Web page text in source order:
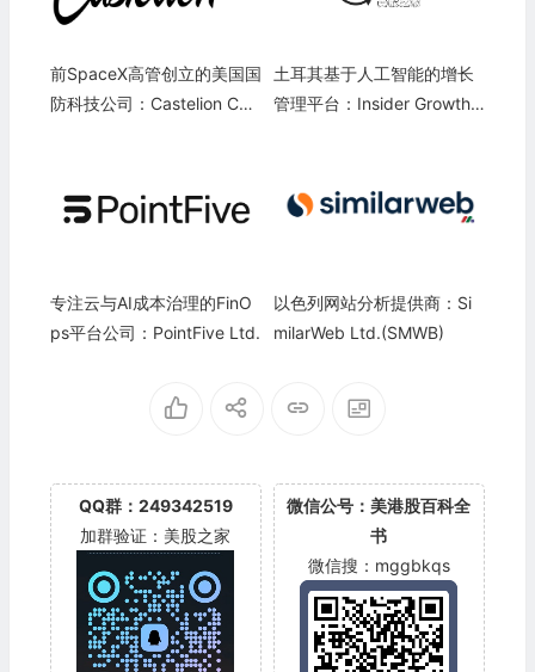
前SpaceX高管创立的美国国
防科技公司：Castelion Cor
土耳其基于人工智能的增长
管理平台：Insider Growth
专注云与AI成本治理的FinO
ps平台公司：PointFive Ltd.
以色列网站分析提供商：Si
milarWeb Ltd.(SMWB)
QQ群：249342519
加群验证：美股之家
微信公号：美港股百科全
书
微信搜：mggbkqs